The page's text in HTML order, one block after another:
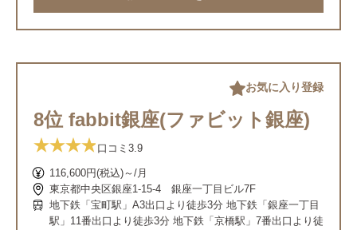
詳細ページを見る
8位 fabbit銀座(ファビット銀座)
口コミ 3.9
116,600円(税込)～/月
東京都中央区銀座1-15-4 銀座一丁目ビル7F
地下鉄「宝町駅」A3出口より徒歩3分 地下鉄「銀座一丁目